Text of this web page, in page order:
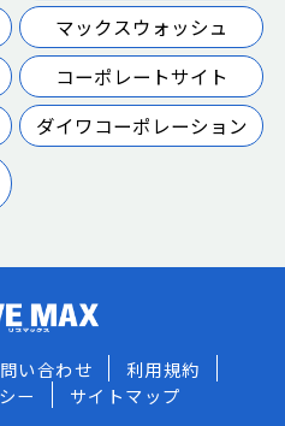
マックスウォッシュ
コーポレートサイト
ダイワコーポレーション
い合わせ
利用規約
ー
サイトマップ